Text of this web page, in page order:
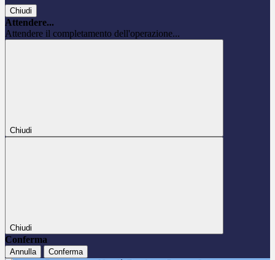
Chiudi
Attendere...
Attendere il completamento dell'operazione...
Chiudi
Chiudi
Conferma
Annulla Conferma